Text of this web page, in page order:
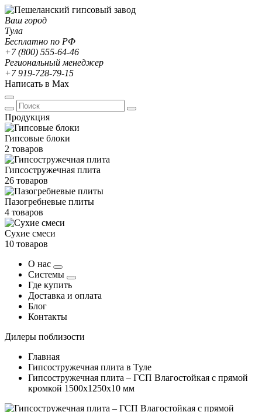
Ваш город
Тула
Бесплатно по РФ
+7 (800) 555-64-46
Региональный менеджер
+7 919-728-79-15
Написать в Max
Продукция
Гипсовые блоки
2 товаров
Гипсостружечная плита
26 товаров
Пазогребневые плиты
4 товаров
Сухие смеси
10 товаров
О нас
Системы
Где купить
Доставка и оплата
Блог
Контакты
Дилеры поблизости
Главная
Гипсостружечная плита в Туле
Гипсостружечная плита – ГСП Влагостойкая с прямой
кромкой 1500х1250х10 мм